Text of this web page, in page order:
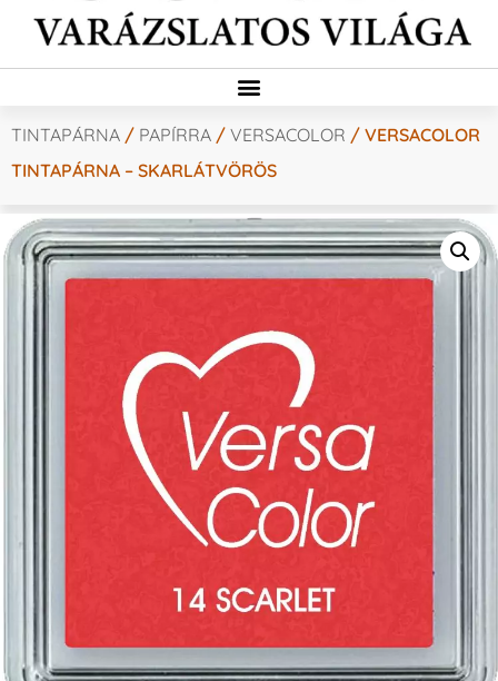
TINTAPÁRNA / PAPÍRRA / VERSACOLOR / VERSACOLOR
TINTAPÁRNA – SKARLÁTVÖRÖS